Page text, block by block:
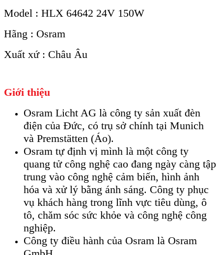
Model : HLX 64642 24V 150W
Hãng : Osram
Xuất xứ : Châu Âu
Giới thiệu
Osram Licht AG là công ty sản xuất đèn
điện của Đức, có trụ sở chính tại Munich
và Premstätten (Áo).
Osram tự định vị mình là một công ty
quang tử công nghệ cao đang ngày càng tập
trung vào công nghệ cảm biến, hình ảnh
hóa và xử lý bằng ánh sáng. Công ty phục
vụ khách hàng trong lĩnh vực tiêu dùng, ô
tô, chăm sóc sức khỏe và công nghệ công
nghiệp.
Công ty điều hành của Osram là Osram